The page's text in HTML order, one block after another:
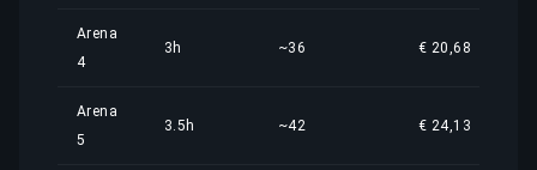
Arena
4
3h ~36 € 20,68
Arena
5
3.5h ~42 € 24,13